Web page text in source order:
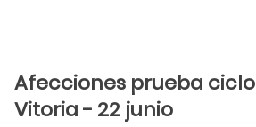
Afecciones prueba
Vitoria - 22 junio